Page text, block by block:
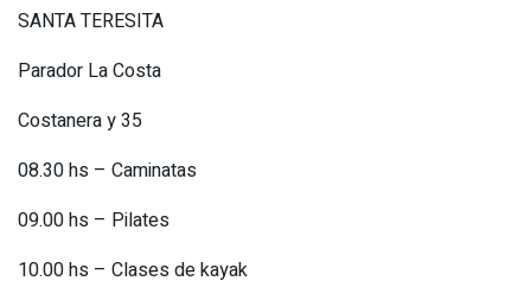
SANTA TERESITA
Parador La Costa
Costanera y 35
08.30 hs – Caminatas
09.00 hs – Pilates
10.00 hs – Clases de kayak